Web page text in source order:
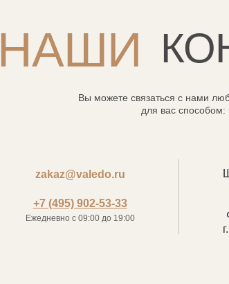
НАШИ
Вы можете связаться с нами
для вас способом:
Ежедневно с 09:00 до 19:00
+7 (495) 902-53-33
zakaz@valedo.ru